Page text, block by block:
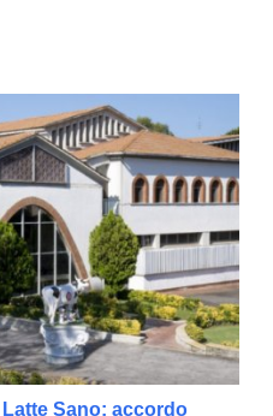
Latte Sano: accordo